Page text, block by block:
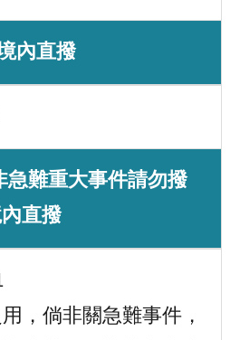
內直撥
急難重大事件請勿撥
直撥
，倘非關急難事件，